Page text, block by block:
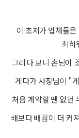
이 초저가 업체들
최하
그러다 보니 손님이
게다가 사장님이 "
처음 계약할 땐 없던
배보다 배꼽이 더 커